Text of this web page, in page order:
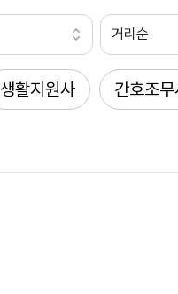
거리순
생활지원사 간호조